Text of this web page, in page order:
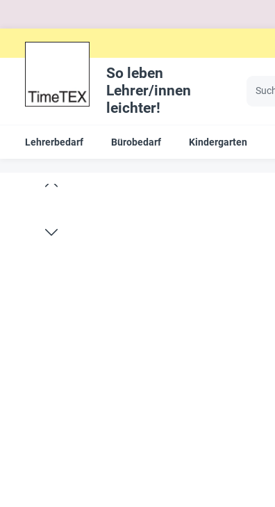
So leben
Lehrer/innen
leichter!
Lehrerbedarf Bürobedarf Kindergarten